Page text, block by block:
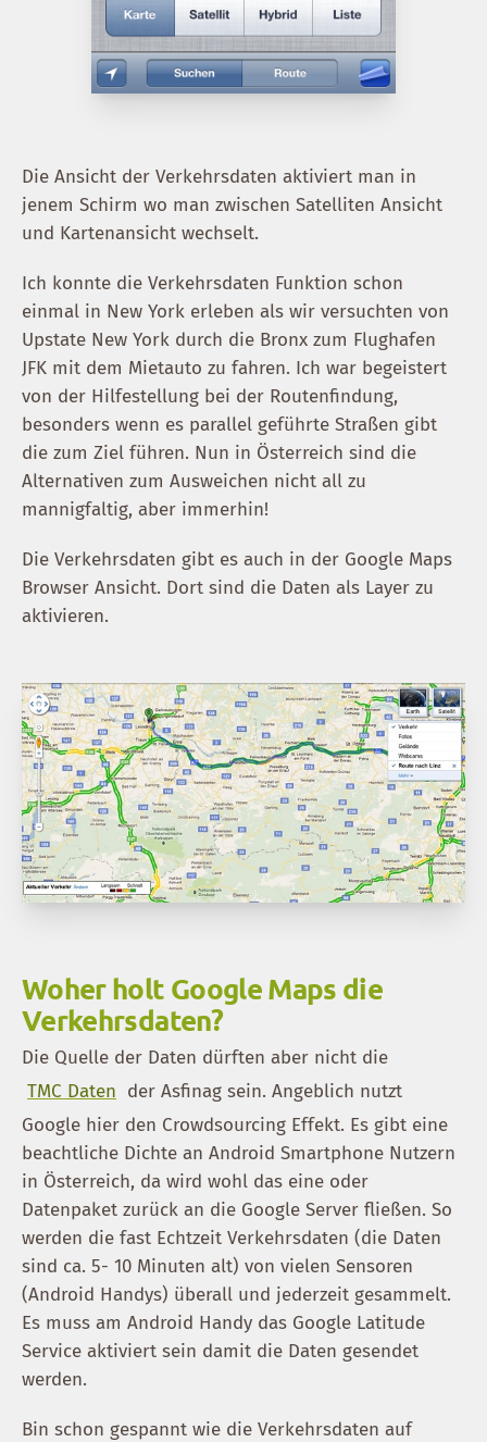
Die Ansicht der Verkehrsdaten aktiviert man in
jenem Schirm wo man zwischen Satelliten Ansicht
und Kartenansicht wechselt.
Ich konnte die Verkehrsdaten Funktion schon
einmal in New York erleben als wir versuchten von
Upstate New York durch die Bronx zum Flughafen
JFK mit dem Mietauto zu fahren. Ich war begeistert
von der Hilfestellung bei der Routenfindung,
besonders wenn es parallel geführte Straßen gibt
die zum Ziel führen. Nun in Österreich sind die
Alternativen zum Ausweichen nicht all zu
mannigfaltig, aber immerhin!
Die Verkehrsdaten gibt es auch in der Google Maps
Browser Ansicht. Dort sind die Daten als Layer zu
aktivieren.
Woher holt Google Maps die
Verkehrsdaten?
Die Quelle der Daten dürften aber nicht die
TMC Daten der Asfinag sein. Angeblich nutzt
Google hier den Crowdsourcing Effekt. Es gibt eine
beachtliche Dichte an Android Smartphone Nutzern
in Österreich, da wird wohl das eine oder
Datenpaket zurück an die Google Server fließen. So
werden die fast Echtzeit Verkehrsdaten (die Daten
sind ca. 5- 10 Minuten alt) von vielen Sensoren
(Android Handys) überall und jederzeit gesammelt.
Es muss am Android Handy das Google Latitude
Service aktiviert sein damit die Daten gesendet
werden.
Bin schon gespannt wie die Verkehrsdaten auf